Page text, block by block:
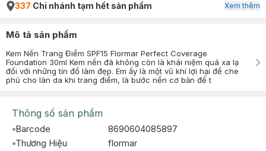
337 Chi nhánh tạm hết sản phẩm Xem thêm
Mô tả sản phẩm
Kem Nền Trang Điểm SPF15 Flormar Perfect Coverage
Foundation 30ml Kem nền đã không còn là khái niệm quá xa lạ
đối với những tín đồ làm đẹp. Em ấy là một vũ khí lợi hại để che
phủ cho làn da khi trang điểm, là bước nền cơ bản để t
Thông số sản phẩm
Barcode
8690604085897
Thương Hiệu
flormar